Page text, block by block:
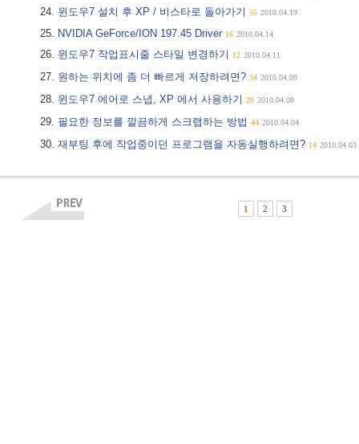
윈도우7 설치 후 XP / 비스타로 돌아가기 55 2010.04.19
NVIDIA GeForce/ION 197.45 Driver 16 2010.04.14
윈도우7 작업표시줄 스타일 변경하기 12 2010.04.11
원하는 위치에 좀 더 빠르게 저장하려면? 34 2010.04.09
윈도우7 에어로 스냅, XP 에서 사용하기 20 2010.04.08
필요한 정보를 깔끔하게 스크랩하는 방법 44 2010.04.04
재부팅 후에 작업중이던 프로그램을 자동실행하려면? 14 2010.04.03
1 2 3